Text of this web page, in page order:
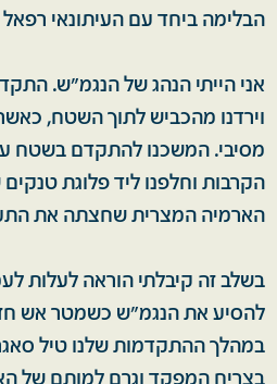
הבלימה ביחד עם העיתונאי רפאל
אני הייתי הנהג של הנגמ"ש.
וירדנו מהכביש לתוך השטח, כאשר
מסיבי. המשכנו להתקדם בשטח
הקרבות וחלפנו ליד פלוגת
הארמיה המצרית שחצתה את
בשלב זה קיבלתי הוראה לעלות
להסיע את הנגמ"ש כשמטר אש חזק
במהלך ההתקדמות שלנו טיל
בצריח המפקד וגרם למותם של